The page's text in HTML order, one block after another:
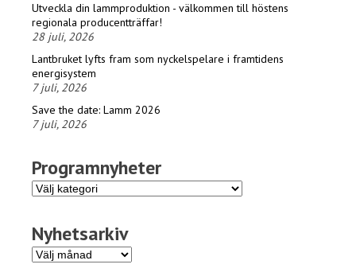
Utveckla din lammproduktion - välkommen till höstens
regionala producentträffar!
28 juli, 2026
Lantbruket lyfts fram som nyckelspelare i framtidens
energisystem
7 juli, 2026
Save the date: Lamm 2026
7 juli, 2026
Programnyheter
Programnyheter
Nyhetsarkiv
Nyhetsarkiv